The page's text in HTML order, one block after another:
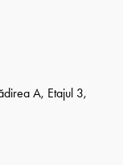
A, Etajul 3,